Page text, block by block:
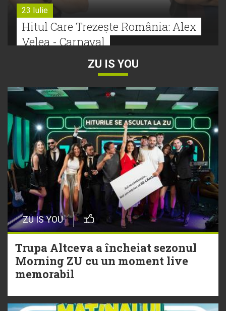
23 Iulie
Hitul Care Trezește România: Alex
Velea - Carnaval
Bătălie strânsă la Hitul Monstru Al
Verii: Cabron versus Faydee
21 Iulie
Dă volumul mai tare! Cabron vine
cu Hitul Monstru al Verii
20 Iulie
Episod nou | Muzica Aia x DJ
Christian Thomson
20 Iulie
Torpedoul lui Morar: Theo Rose -
ZU IS YOU
ZU IS YOU
Trupa Altceva a încheiat sezonul
Morning ZU cu un moment live
memorabil